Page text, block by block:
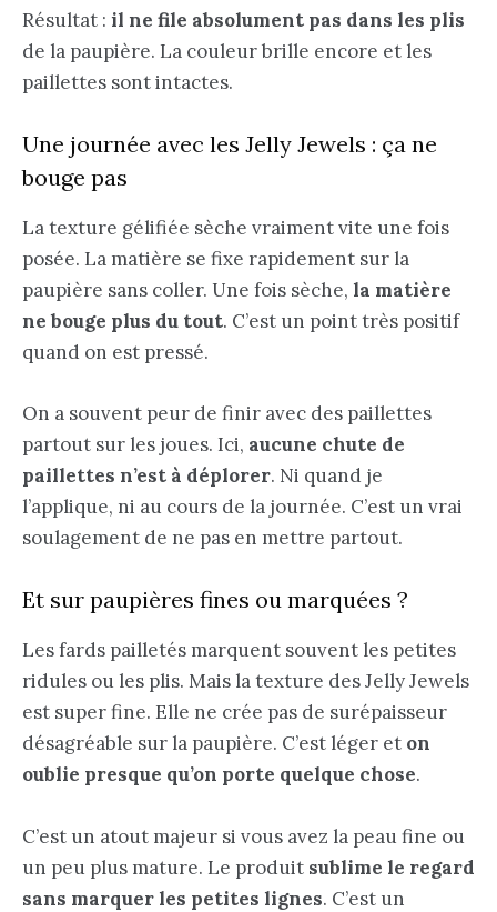
Résultat : il ne file absolument pas dans les plis
de la paupière. La couleur brille encore et les
paillettes sont intactes.
Une journée avec les Jelly Jewels : ça ne
bouge pas
La texture gélifiée sèche vraiment vite une fois
posée. La matière se fixe rapidement sur la
paupière sans coller. Une fois sèche, la matière
ne bouge plus du tout. C’est un point très positif
quand on est pressé.
On a souvent peur de finir avec des paillettes
partout sur les joues. Ici, aucune chute de
paillettes n’est à déplorer. Ni quand je
l’applique, ni au cours de la journée. C’est un vrai
soulagement de ne pas en mettre partout.
Et sur paupières fines ou marquées ?
Les fards pailletés marquent souvent les petites
ridules ou les plis. Mais la texture des Jelly Jewels
est super fine. Elle ne crée pas de surépaisseur
désagréable sur la paupière. C’est léger et on
oublie presque qu’on porte quelque chose.
C’est un atout majeur si vous avez la peau fine ou
un peu plus mature. Le produit sublime le regard
sans marquer les petites lignes. C’est un